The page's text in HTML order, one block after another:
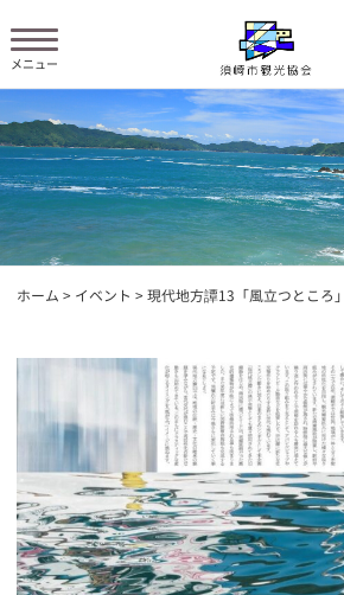
ホーム > イベント > 現代地方譚13「風立つところ」